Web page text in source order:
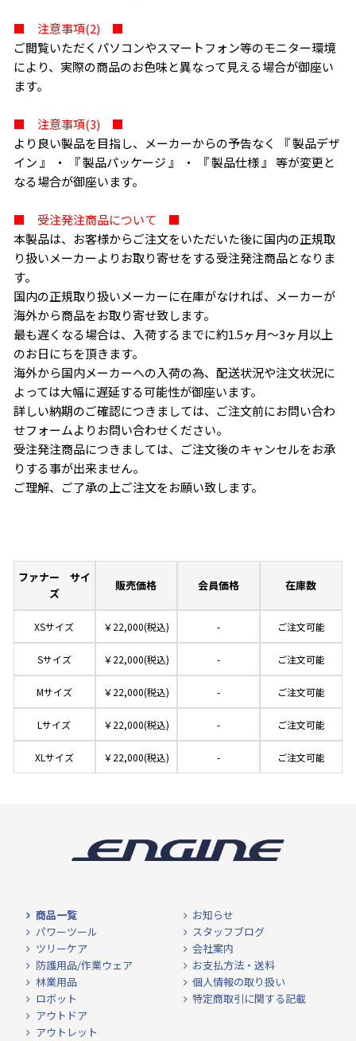
■ 注意事項(2) ■
ご閲覧いただくパソコンやスマートフォン等のモニター環境
により、実際の商品のお色味と異なって見える場合が御座い
ます。
■ 注意事項(3) ■
より良い製品を目指し、メーカーからの予告なく 『 製品デザ
イン 』 ・ 『 製品パッケージ 』 ・ 『 製品仕様 』 等が変更と
なる場合が御座います。
■ 受注発注商品について ■
本製品は、お客様からご注文をいただいた後に国内の正規取
り扱いメーカーよりお取り寄せをする受注発注商品となりま
す。
国内の正規取り扱いメーカーに在庫がなければ、メーカーが
海外から商品をお取り寄せ致します。
最も遅くなる場合は、入荷するまでに約1.5ヶ月～3ヶ月以上
のお日にちを頂きます。
海外から国内メーカーへの入荷の為、配送状況や注文状況に
よっては大幅に遅延する可能性が御座います。
詳しい納期のご確認につきましては、ご注文前にお問い合わ
せフォームよりお問い合わせください。
受注発注商品につきましては、ご注文後のキャンセルをお承
りする事が出来ません。
ご理解、ご了承の上ご注文をお願い致します。
ファナー サイ
ズ
販売価格 会員価格 在庫数
XSサイズ ￥22,000(税込) - ご注文可能
Sサイズ ￥22,000(税込) - ご注文可能
Mサイズ ￥22,000(税込) - ご注文可能
Lサイズ ￥22,000(税込) - ご注文可能
XLサイズ ￥22,000(税込) - ご注文可能
商品一覧
パワーツール
ツリーケア
防護用品/作業ウェア
林業用品
ロボット
アウトドア
アウトレット
お知らせ
スタッフブログ
会社案内
お支払方法・送料
個人情報の取り扱い
特定商取引に関する記載